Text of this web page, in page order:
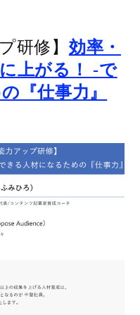
研修】 効率・
上がる！ -で
『仕事力』